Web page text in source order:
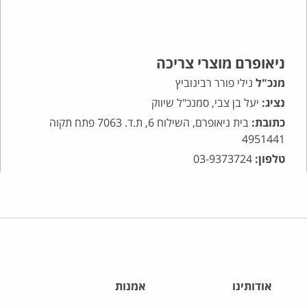
ניאופרם מוצרי צריכה
מנכ"ל נילי פורר רבינוביץ
נציג: יעל בן צבי, סמנכ"ל שיווק
כתובת:
בית ניאופרם, השילוח 6, ת.ד. 7063 פתח תקוה
4951441
טלפון: 03-9373724
אודותינו אמנות